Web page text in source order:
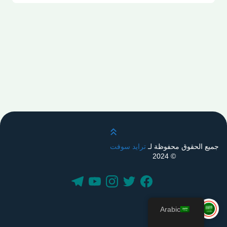
قم بالتمرير لأعلى
جميع الحقوق محفوظة لـترايد سوفت
© 2024
Arabic